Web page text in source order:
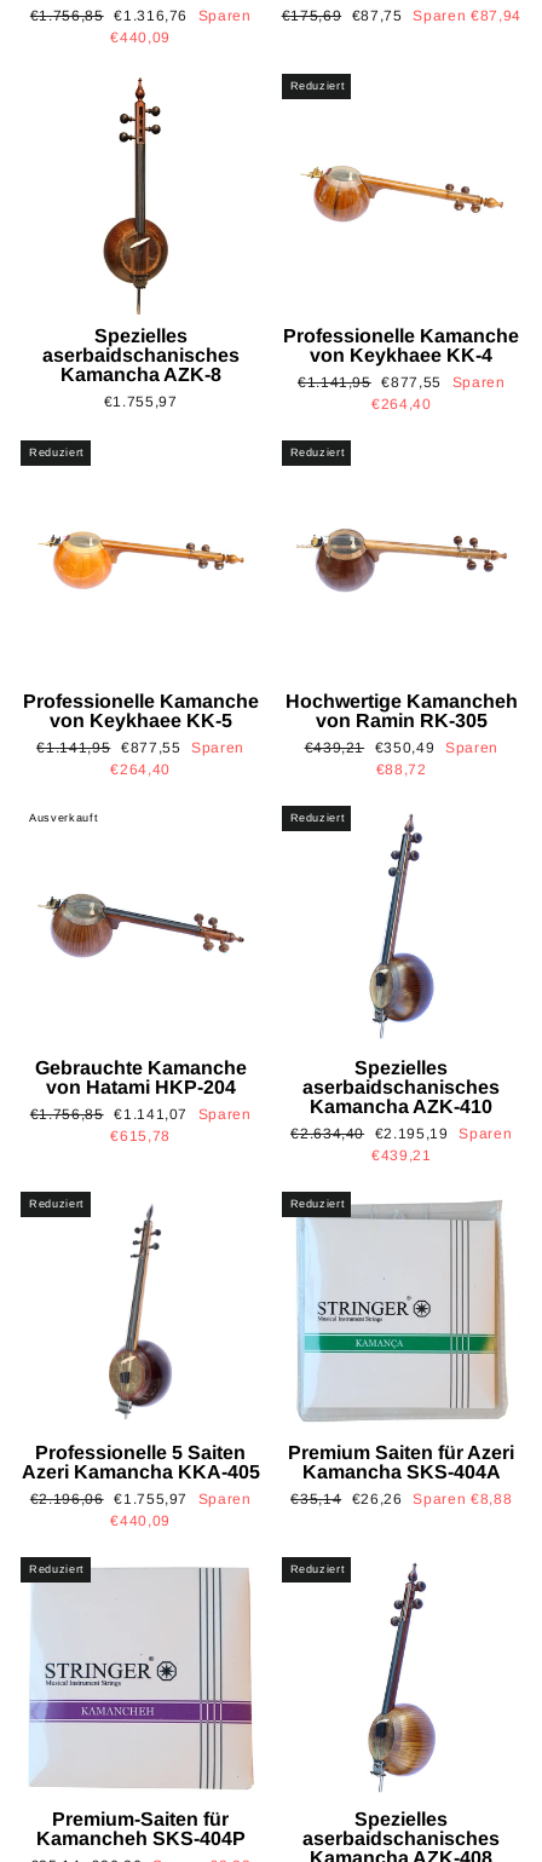
Normaler
€1.756,85 Sonderpreis
€1.316,76
Sparen
€440,09
Normaler
€175,69 Sonderpreis
€87,75 Sparen €87,94
Spezielles
aserbaidschanisches
Kamancha AZK-8
€1.755,97
Reduziert
Professionelle Kamanche
von Keykhaee KK-4
Normaler
€1.141,95 Sonderpreis
€877,55
Sparen
€264,40
Reduziert
Professionelle Kamanche
von Keykhaee KK-5
Normaler
€1.141,95 Sonderpreis
€877,55
Sparen
€264,40
Reduziert
Hochwertige Kamancheh
von Ramin RK-305
Normaler
€439,21 Sonderpreis
€350,49
Sparen
€88,72
Ausverkauft
Gebrauchte Kamanche
von Hatami HKP-204
Normaler
€1.756,85 Sonderpreis
€1.141,07
Sparen
€615,78
Reduziert
Spezielles
aserbaidschanisches
Kamancha AZK-410
Normaler
€2.634,40 Sonderpreis
€2.195,19
Sparen
€439,21
Reduziert
Professionelle 5 Saiten
Azeri Kamancha KKA-405
Normaler
€2.196,06 Sonderpreis
€1.755,97
Sparen
€440,09
Reduziert
Premium Saiten für Azeri
Kamancha SKS-404A
Normaler
€35,14 Sonderpreis
€26,26 Sparen €8,88
Reduziert
Premium-Saiten für
Kamancheh SKS-404P
Reduziert
Spezielles
aserbaidschanisches
Kamancha AZK-408